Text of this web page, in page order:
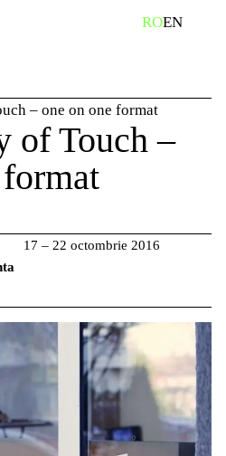
ROEN
– one on one format
of Touch –
17 – 22 octombrie 2016